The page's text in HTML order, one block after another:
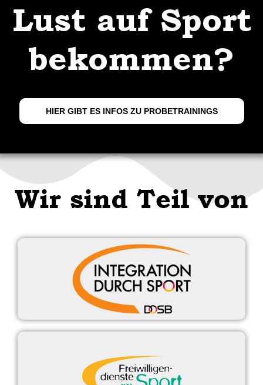
Lust auf Sport
bekommen?
HIER GIBT ES INFOS ZU PROBETRAININGS
Wir sind Teil von